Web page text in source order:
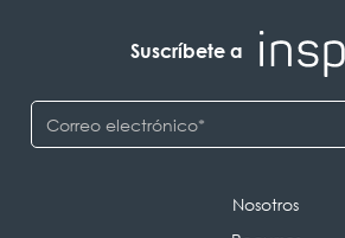
Suscríbete a
Nosotros